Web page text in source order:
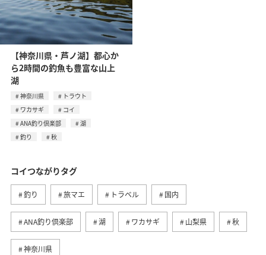
【神奈川県・芦ノ湖】都心か
ら2時間の釣魚も豊富な山上
湖
神奈川県
トラウト
ワカサギ
コイ
ANA釣り倶楽部
湖
釣り
秋
コイつながりタグ
釣り 旅マエ トラベル 国内
ANA釣り倶楽部 湖 ワカサギ 山梨県 秋
神奈川県